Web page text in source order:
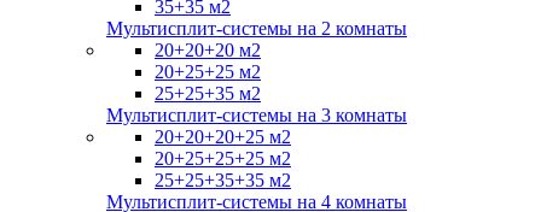
35+35 м2
Мультисплит-системы на 2 комнаты
20+20+20 м2
20+25+25 м2
25+25+35 м2
Мультисплит-системы на 3 комнаты
20+20+20+25 м2
20+25+25+25 м2
25+25+35+35 м2
Мультисплит-системы на 4 комнаты